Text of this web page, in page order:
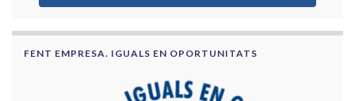
FENT EMPRESA. IGUALS EN OPORTUNITATS